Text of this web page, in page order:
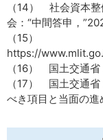
（14） 社会資本
会：“中間答申，
（15）
https://
（16） 国土交通省
（17） 国土交通
べき項目と当面の進